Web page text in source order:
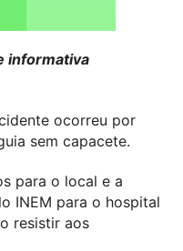
informativa
ocorreu por
sem capacete.
para o local e a
INEM para o hospital
resistir aos